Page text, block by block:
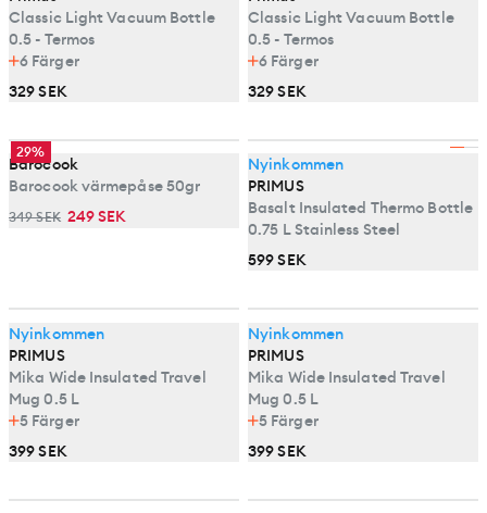
Classic Light Vacuum Bottle
0.5 - Termos
6 Färger
329 SEK
Classic Light Vacuum Bottle
0.5 - Termos
6 Färger
329 SEK
29%
Barocook
Barocook värmepåse 50gr
349 SEK 249 SEK
Nyinkommen
PRIMUS
Basalt Insulated Thermo Bottle
0.75 L Stainless Steel
599 SEK
Nyinkommen
PRIMUS
Mika Wide Insulated Travel
Mug 0.5 L
5 Färger
399 SEK
Nyinkommen
PRIMUS
Mika Wide Insulated Travel
Mug 0.5 L
5 Färger
399 SEK